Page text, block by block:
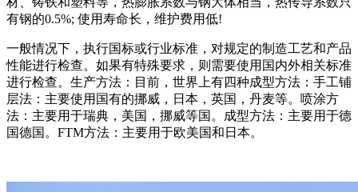
有钢的0.5%; 使用寿命长，维护费用低!
一般情况下，执行国标或行业标准，对规定的制造工艺和产品
性能进行检查。如果有特殊要求，则需要使用国内外相关标准
进行检查。生产方法：目前，世界上有四种成型方法：手工铺
层法：主要使用国有的挪威，日本，英国，丹麦等。喷涂方
法：主要用于瑞典，美国，挪威等国。成型方法：主要用于德
国德国。FTM方法：主要用于欧美国和日本。